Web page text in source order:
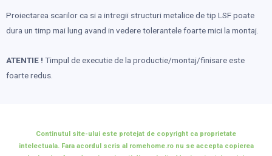
Proiectarea scarilor ca si a intregii structuri metalice de tip LSF poate
dura un timp mai lung avand in vedere tolerantele foarte mici la montaj.
ATENTIE ! Timpul de executie de la productie/montaj/finisare este
foarte redus.
Continutul site-ului este protejat de copyright ca proprietate
intelectuala. Fara acordul scris al romehome.ro nu se accepta copierea